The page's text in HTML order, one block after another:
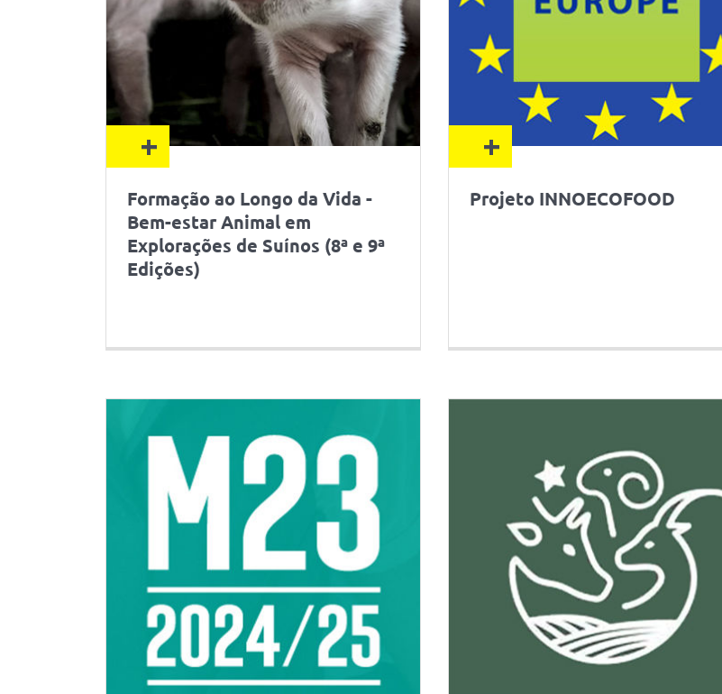
+
Formação ao Longo da Vida -
Bem-estar Animal em
Explorações de Suínos (8ª e 9ª
Edições)
+
Projeto INNOECOFOOD